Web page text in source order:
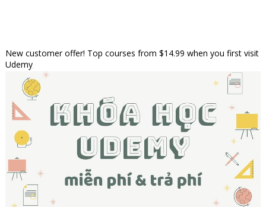
New customer offer! Top courses from $14.99 when you first visit
Udemy